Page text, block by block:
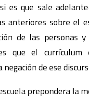
es que sale
anteriores sobre el
de las personas
que el
negación de ese
prepondera la